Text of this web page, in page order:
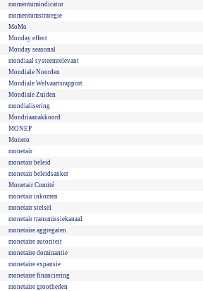
momentumindicator
momentumstrategie
MoMo
Monday effect
Monday seasonal
mondiaal systeemrelevant
Mondiale Noorden
Mondiale Welvaartsrapport
Mondiale Zuiden
mondialisering
Mondriaanakkoord
MONEP
Monero
monetair
monetair beleid
monetair beleidsanker
Monetair Comité
monetair inkomen
monetair stelsel
monetair transmissiekanaal
monetaire aggregaten
monetaire autoriteit
monetaire dominantie
monetaire expansie
monetaire financiering
monetaire grootheden